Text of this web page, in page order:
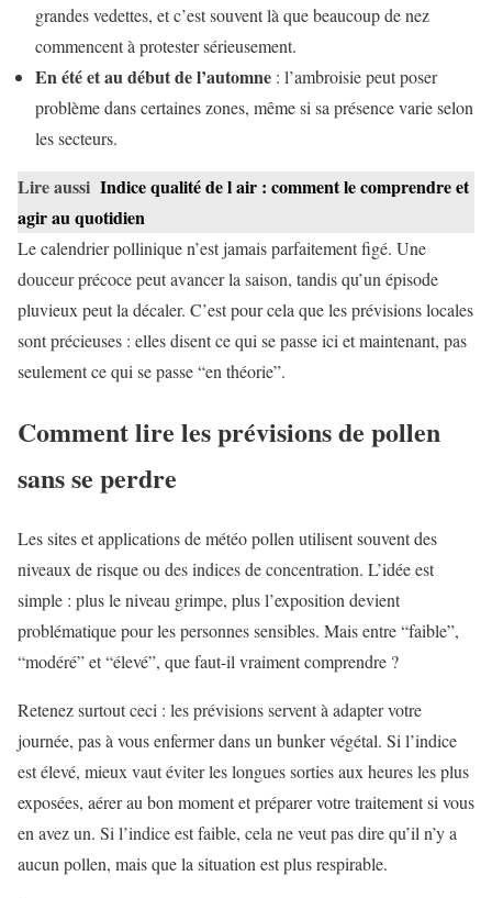
grandes vedettes, et c’est souvent là que beaucoup de nez
commencent à protester sérieusement.
En été et au début de l’automne : l’ambroisie peut poser
problème dans certaines zones, même si sa présence varie selon
les secteurs.
Lire aussi Indice qualité de l air : comment le comprendre et
agir au quotidien
Le calendrier pollinique n’est jamais parfaitement figé. Une
douceur précoce peut avancer la saison, tandis qu’un épisode
pluvieux peut la décaler. C’est pour cela que les prévisions locales
sont précieuses : elles disent ce qui se passe ici et maintenant, pas
seulement ce qui se passe “en théorie”.
Comment lire les prévisions de pollen
sans se perdre
Les sites et applications de météo pollen utilisent souvent des
niveaux de risque ou des indices de concentration. L’idée est
simple : plus le niveau grimpe, plus l’exposition devient
problématique pour les personnes sensibles. Mais entre “faible”,
“modéré” et “élevé”, que faut-il vraiment comprendre ?
Retenez surtout ceci : les prévisions servent à adapter votre
journée, pas à vous enfermer dans un bunker végétal. Si l’indice
est élevé, mieux vaut éviter les longues sorties aux heures les plus
exposées, aérer au bon moment et préparer votre traitement si vous
en avez un. Si l’indice est faible, cela ne veut pas dire qu’il n’y a
aucun pollen, mais que la situation est plus respirable.